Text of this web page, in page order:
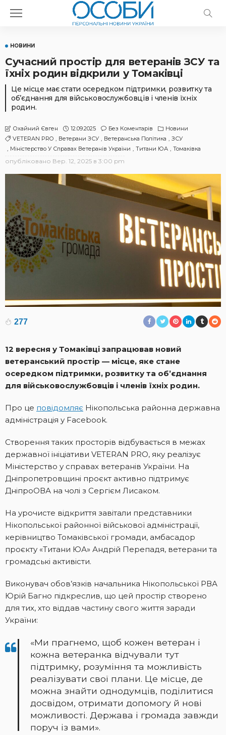
НОВИНИ
Сучасний простір для ветеранів ЗСУ та
їхніх родин відкрили у Томаківці
Це місце має стати осередком підтримки, розвитку та
об’єднання для військовослужбовців і членів їхніх
родин.
Охайний Євген 12.09.2025 Без Коментарів
Новини
VETERAN PRO
Ветерани ЗСУ Ветеранська Політика
ЗСУ
Міністерство У Справах Ветеранів України
Титани ЮА Томаківка
опубліковано Вер. 12, 2025 в 3:00 pm
277
12 вересня у Томаківці запрацював новий
ветеранський простір — місце, яке стане
осередком підтримки, розвитку та об’єднання
для військовослужбовців і членів їхніх родин.
Про це повідомляє Нікопольська районна державна
адміністрація у Facebook.
Створення таких просторів відбувається в межах
державної ініціативи VETERAN PRO, яку реалізує
Міністерство у справах ветеранів України. На
Дніпропетровщині проєкт активно підтримує
ДніпроОВА на чолі з Сергієм Лисаком.
На урочисте відкриття завітали представники
Нікопольської районної військової адміністрації,
керівництво Томаківської громади, амбасадор
проєкту «Титани ЮА» Андрій Перепадя, ветерани та
громадські активісти.
Виконувач обов’язків начальника Нікопольської РВА
Юрій Багно підкреслив, що цей простір створено
для тих, хто віддав частину свого життя заради
України:
«Ми прагнемо, щоб кожен ветеран і
кожна ветеранка відчували тут
підтримку, розуміння та можливість
реалізувати свої плани. Це місце, де
можна знайти однодумців, поділитися
досвідом, отримати допомогу й нові
можливості. Держава і громада завжди
поруч із вами».